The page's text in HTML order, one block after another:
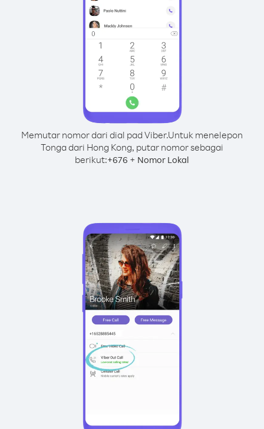
Memutar nomor dari dial pad Viber.Untuk menelepon
Tonga dari Hong Kong, putar nomor sebagai
berikut:+676 + Nomor Lokal